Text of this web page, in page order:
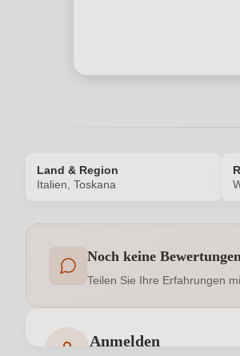
Land & Region
Italien, Toskana
Allergene
Flaschenverschluss
Noch keine
Teilen Sie Ihre Erfahrungen
Anmelden